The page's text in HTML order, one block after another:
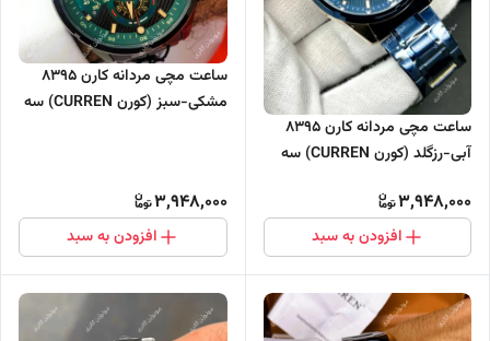
ساعت مچی مردانه کارن 8395
آبی-رزگلد (کورن CURREN) سه
3,948,000
افزودن به سبد
ساعت مچی مردانه کارن 8395
مشکی-سبز (کورن CURREN) سه
3,948,000
افزودن به سبد